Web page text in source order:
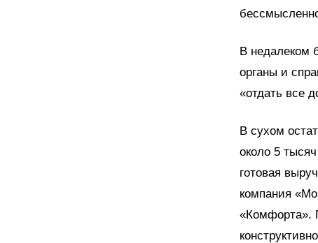
В недалеком
органы и
«отдать все
В сухом
около 5
готовая
компания
«Комфорта».